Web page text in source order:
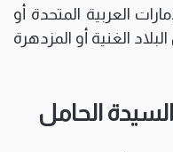
العربية المتحدة أو
الغنية أو المزدهرة
الحامل